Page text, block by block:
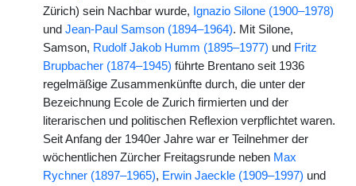
Zürich) sein Nachbar wurde, Ignazio Silone (1900–1978)
und Jean-Paul Samson (1894–1964). Mit Silone,
Samson, Rudolf Jakob Humm (1895–1977) und Fritz
Brupbacher (1874–1945) führte Brentano seit 1936
regelmäßige Zusammenkünfte durch, die unter der
Bezeichnung Ecole de Zurich firmierten und der
literarischen und politischen Reflexion verpflichtet waren.
Seit Anfang der 1940er Jahre war er Teilnehmer der
wöchentlichen Zürcher Freitagsrunde neben Max
Rychner (1897–1965), Erwin Jaeckle (1909–1997) und